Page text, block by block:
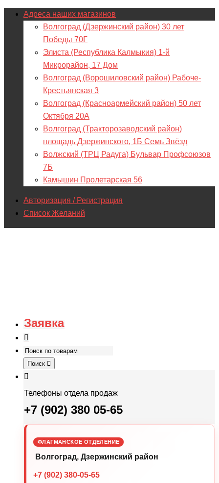
Адреса наших магазинов
Волгоград (Дзержинский район) 30 лет
Победы 70Г
Элиста (Республика Калмыкия) 1-й
Микрорайон, 17 Дом
Волгоград (Ворошиловский район) Рабоче-
Крестьянская 3
Волгоград (Красноармейский район) 50 лет
Октября 20А
Волгоград (Тракторозаводский район)
площадь Дзержинского, 1Б Семь Звёзд
Волжский (ТРЦ Радуга) Бульвар Профсоюзов
7Б
Камышин Пролетарская 56
Авторизация / Регистрация
Список Желаний
Заявка
Поиск
Телефоны отдела продаж
+7 (902) 380 05-65
ФЛАГМАНСКОЕ ОТДЕЛЕНИЕ
Волгоград, Дзержинский район
+7 (902) 380-05-65